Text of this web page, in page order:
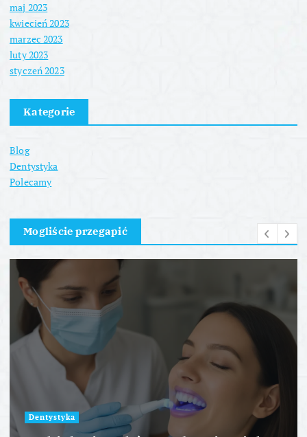
maj 2023
kwiecień 2023
marzec 2023
luty 2023
styczeń 2023
Kategorie
Blog
Dentystyka
Polecamy
Mogliście przegapić
Dentystyka